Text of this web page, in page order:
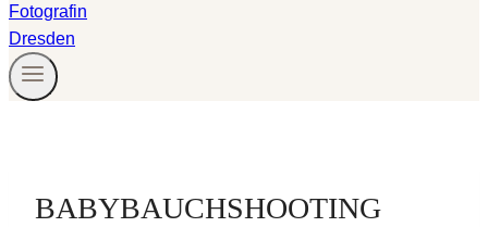
BABYBAUCHSHOOTING